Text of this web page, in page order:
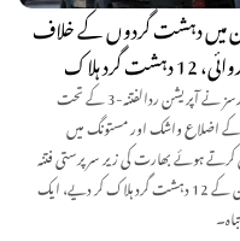
میں دہشت گردوں کے خلاف
گرد ہلاک
سکیورٹی فورسز نے آپریشن ردالفتنہ-3 کے تحت
اضلاع واشک اور مستونگ میں
کرتے ہوئے بھارت کی زیر سرپرستی فتنہ
الہندوستان کے 12 دہشت گرد ہلاک کر دیے، ایک